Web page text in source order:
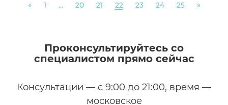
«Previous
1 ... 20 21 22 23 24 25 »Next
Проконсультируйтесь со
специалистом прямо сейчас
Консультации — с 9:00 до 21:00, время —
московское